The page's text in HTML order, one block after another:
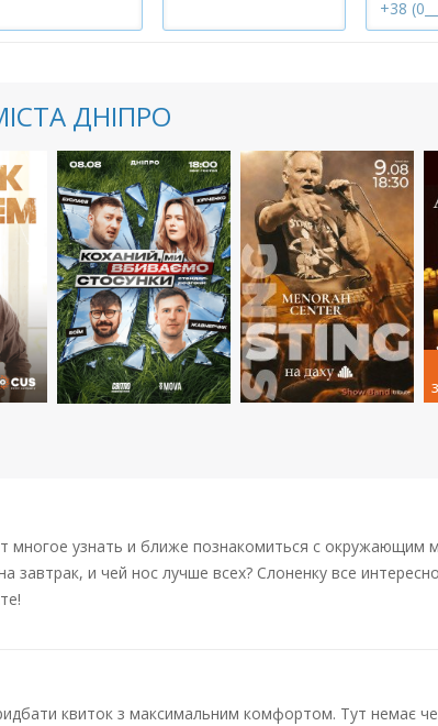
ДНІПРО
многое узнать и ближе познакомиться с
завтрак, и чей нос лучше всех? Слоненку все
квиток з максимальним комфортом. Тут немає